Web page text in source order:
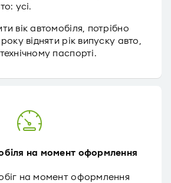
усі.
вік автомобіля, потрібно
відняти рік випуску авто,
паспорті.
на момент оформлення
на момент оформлення